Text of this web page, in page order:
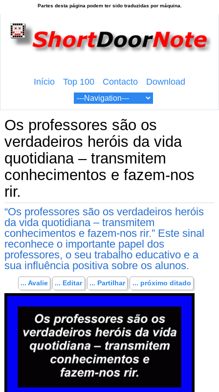
Início Top 100 Contacto Download
Os professores são os
verdadeiros heróis da vida
quotidiana – transmitem
conhecimentos e fazem-nos
rir.
“Os professores são os verdadeiros heróis
da vida quotidiana – transmitem
conhecimentos e fazem-nos rir.” Este sinal
reconhece o importante papel dos
professores, o seu trabalho educativo e a
sua influência positiva sobre os alunos.
... Avalie ... Editar ... Partilhar ... próximo ditado